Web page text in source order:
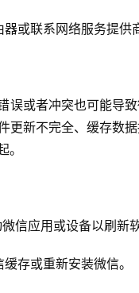
或联系网络服务提供
误或者冲突也可能导致
更新不完全、缓存数
信应用或设备以刷新
存或重新安装微信。